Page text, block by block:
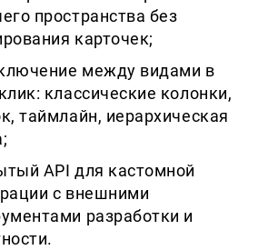
пространства без
карточек;
между видами в
классические колонки,
таймлайн, иерархическая
API для кастомной
с внешними
разработки и